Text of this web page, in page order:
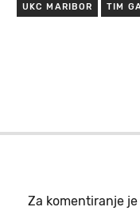
UKC MARIBOR TIM
Za komentiranje